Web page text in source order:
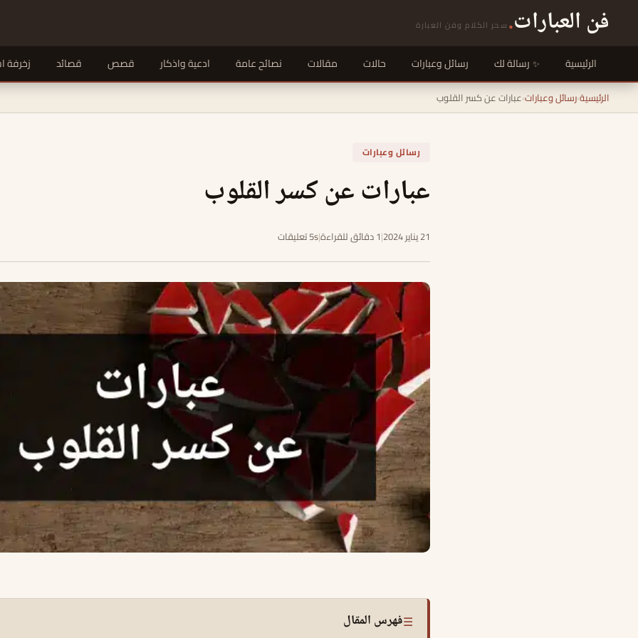
فن العبارات. سحر الكلام وفن العبارة
الرئيسية رسالة لك رسائل وعبارات حالات مقالات نصائح عامة ادعية واذكار قصص قصائد زخرفة
الرئيسية›رسائل وعبارات›عبارات عن كسر القلوب
رسائل وعبارات
عبارات عن كسر القلوب
21 يناير 2024 |1 دقائق للقراءة |5s تعليقات
☰فهرس المقال